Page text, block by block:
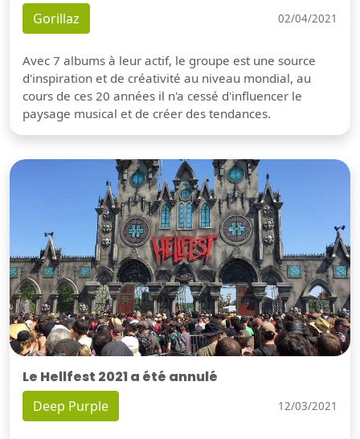
Gorillaz 02/04/2021
Avec 7 albums à leur actif, le groupe est une source
d'inspiration et de créativité au niveau mondial, au
cours de ces 20 années il n'a cessé d'influencer le
paysage musical et de créer des tendances.
Le Hellfest 2021 a été annulé
Deep Purple 12/03/2021